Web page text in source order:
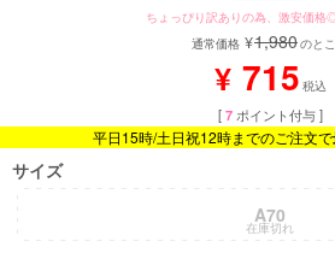
ちょっぴり訳ありの為、激安価格
通常価格 ¥1,980のと
¥ 715 税込
[ 7 ポイント付与 ]
平日15時/土日祝12時までのご注文で
サイズ
A70
在庫切れ